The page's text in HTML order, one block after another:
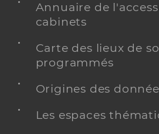
Annuaire de
cabinets
Carte des lieux de
programmés
Origines des
Les espaces